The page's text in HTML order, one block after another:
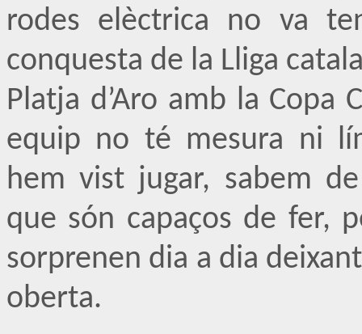
rodes elèctrica no va
conquesta de la Lliga
Platja d’Aro amb la Copa
equip no té mesura ni
hem vist jugar, sabem
que són capaços de fer,
sorprenen dia a dia
oberta.